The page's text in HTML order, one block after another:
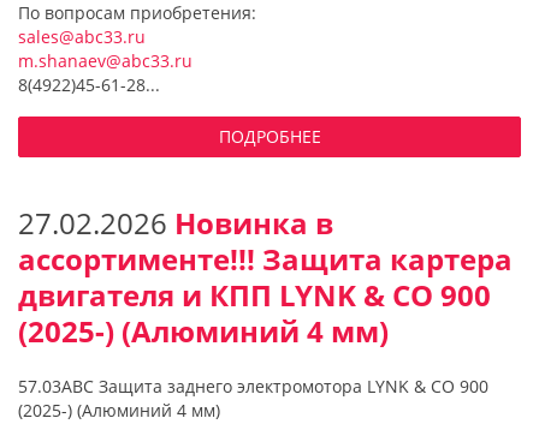
По вопросам приобретения:
sales@abc33.ru
m.shanaev@abc33.ru
8(4922)45-61-28...
ПОДРОБНЕЕ
27.02.2026 Новинка в
ассортименте!!! Защита картера
двигателя и КПП LYNK & CO 900
(2025-) (Алюминий 4 мм)
57.03ABC Защита заднего электромотора LYNK & CO 900
(2025-) (Алюминий 4 мм)